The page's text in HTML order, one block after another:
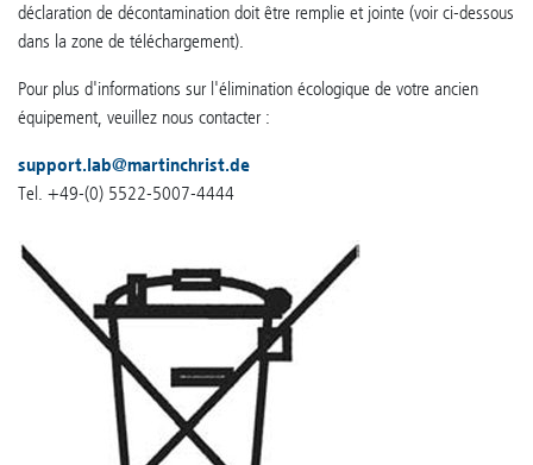
déclaration de décontamination doit être remplie et jointe (voir ci-dessous
dans la zone de téléchargement).
Pour plus d'informations sur l'élimination écologique de votre ancien
équipement, veuillez nous contacter :
support.lab@martinchrist.de
Tel. +49-(0) 5522-5007-4444